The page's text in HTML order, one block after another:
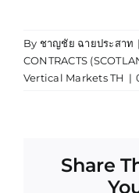
By ชาญชัย ฉายประสาท |
CONTRACTS
Vertical Markets TH |
Share